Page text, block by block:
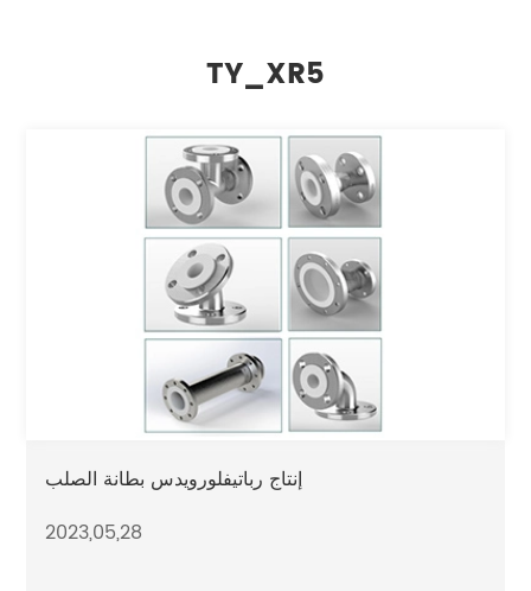
TY_XR5
إنتاج رباتيفلورويدس بطانة الصلب
2023,05,28